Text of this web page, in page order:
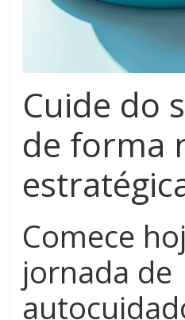
Cuide do
de forma
Comece
jornada de